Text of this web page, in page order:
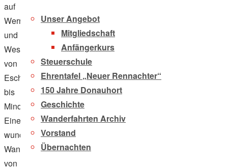
Unser Angebot
Mitgliedschaft
Anfängerkurs
Steuerschule
Ehrentafel „Neuer Rennachter“
150 Jahre Donauhort
Geschichte
Wanderfahrten Archiv
Vorstand
Übernachten
auf
Werra
und
Weser
von
Eschwege
bis
Minden.
Eine
wunderschöne
Wanderfahrt
von